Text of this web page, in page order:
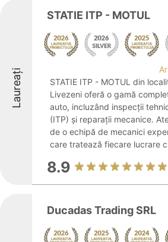
Laureați
STATIE ITP - MOTUL
STATIE ITP - MOTUL din
Livezeni oferă o gamă
auto, incluzând inspecții
(ITP) și reparații mecanice.
de o echipă de mecanici
care tratează fiecare lucrare
8.9
Ducadas Trading SRL